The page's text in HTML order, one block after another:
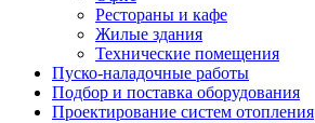
Рестораны и кафе
Жилые здания
Технические помещения
Пуско-наладочные работы
Подбор и поставка оборудования
Проектирование систем отопления